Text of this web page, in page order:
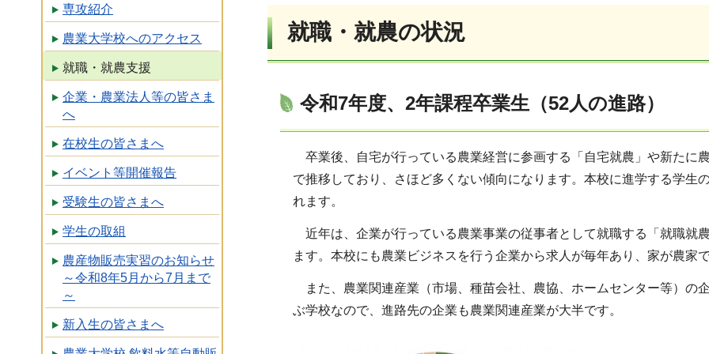
専攻紹介
農業大学校へのアクセス
就職・就農支援
企業・農業法人等の皆さま
へ
在校生の皆さまへ
イベント等開催報告
受験生の皆さまへ
学生の取組
農産物販売実習のお知らせ
～令和8年5月から7月まで
～
新入生の皆さまへ
就職・就農の状況
令和7年度、2年課程卒業生（52人の進路）
卒業後、自宅が行っている農業経営に参画する「自宅就農」や新たに
で推移しており、さほど多くない傾向になります。本校に進学する学生
れます。
近年は、企業が行っている農業事業の従事者として就職する「就職就
ます。本校にも農業ビジネスを行う企業から求人が毎年あり、家が農家
また、農業関連産業（市場、種苗会社、農協、ホームセンター等）の
ぶ学校なので、進路先の企業も農業関連産業が大半です。